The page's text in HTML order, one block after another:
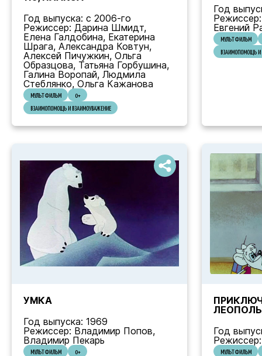
Год выпуска: с 2006-го
Режиссер: Дарина Шмидт,
Елена Галдобина, Екатерина
Шрага, Александра Ковтун,
Алексей Пичужкин, Ольга
Образцова, Татьяна Горбушина,
Галина Воропай, Людмила
Стеблянко, Ольга Кажанова
МУЛЬТФИЛЬМ
0+
ВЗАИМОПОМОЩЬ И ВЗАИМОУВАЖЕНИЕ
Год
Евгений
МУЛЬТФИЛЬМ
ВЗАИМОПОМОЩЬ И
УМКА
Год выпуска: 1969
Режиссер: Владимир Попов,
Владимир Пекарь
МУЛЬТФИЛЬМ
0+
Год
МУЛЬТФИЛЬМ